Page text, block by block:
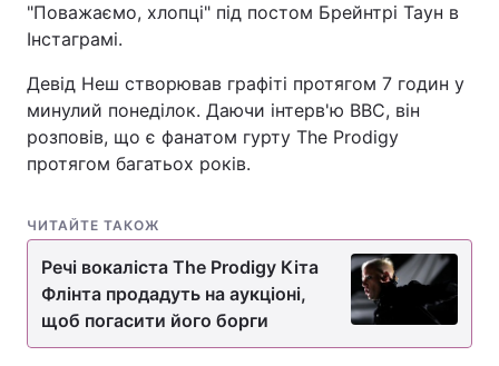
"Поважаємо, хлопці" під постом Брейнтрі Таун в
Інстаграмі.
Девід Неш створював графіті протягом 7 годин у
минулий понеділок. Даючи інтерв'ю BBC, він
розповів, що є фанатом гурту The Prodigy
протягом багатьох років.
ЧИТАЙТЕ ТАКОЖ
Речі вокаліста The Prodigy Кіта
Флінта продадуть на аукціоні,
щоб погасити його борги